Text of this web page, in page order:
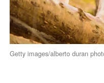
Getty images/alberto duran